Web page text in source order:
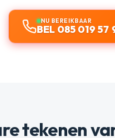
NU BEREIKBAAR
BEL 085 019 57
tekenen